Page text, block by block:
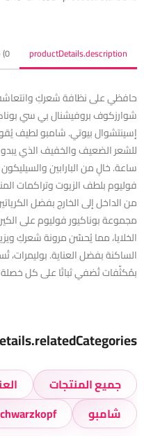
productDetails.description
حافظي على نظافة شعركِ
شوارزكوف بروفيشنال بي سي
إسينتشوال بيوتي. شامبو لطيف
ساعة. خالٍ من البارابين
فوليوم بلطف الزيوت وتراكمات
من الداخل إلى الخارج بفضل
مجموعة بوناكيور فوليوم على
الخلايا، مما يُحسّن مرونة شعركِ
الساكنة بفضل العناية.
بمُكثّفات تُضفي ثباتًا على كل خصلة
جميع المنتجات
شامبو